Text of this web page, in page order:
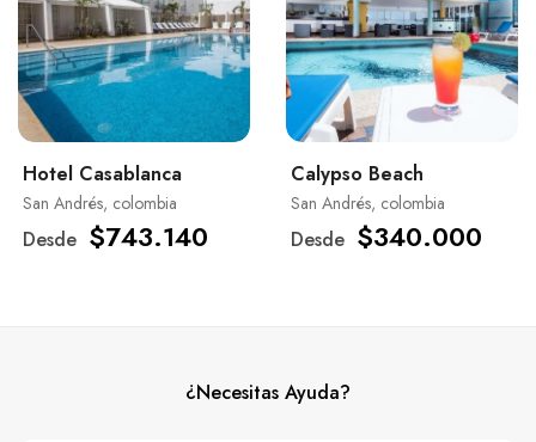
Hotel Casablanca
San Andrés, colombia
Desde $743.140
Calypso Beach
San Andrés, colombia
Desde $340.000
¿Necesitas Ayuda?